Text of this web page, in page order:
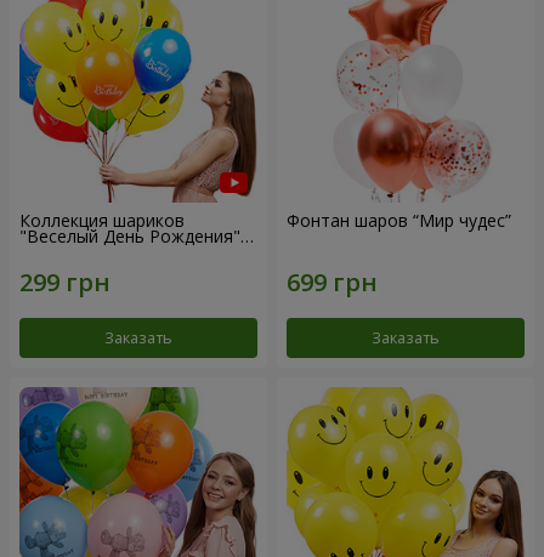
Коллекция шариков
"Веселый День Рождения" -
Заказать
Фонтан шаров “Мир чудес”
Заказать